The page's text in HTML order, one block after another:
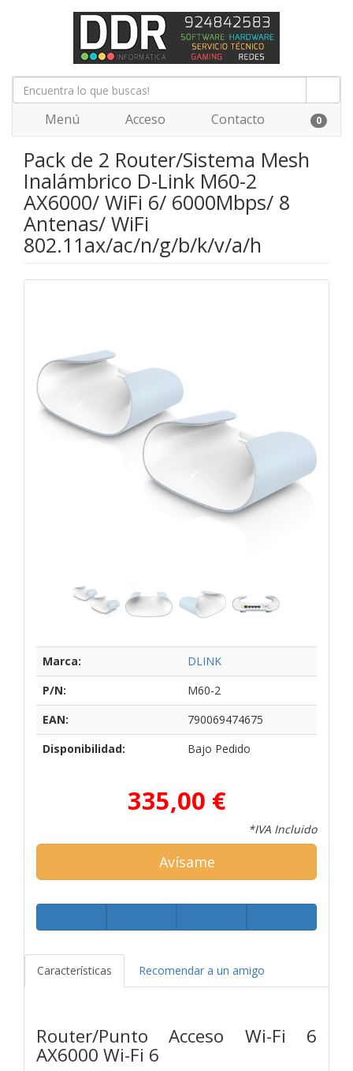
Menú Acceso Contacto 0
Pack de 2 Router/Sistema Mesh
Inalámbrico D-Link M60-2
AX6000/ WiFi 6/ 6000Mbps/ 8
Antenas/ WiFi
802.11ax/ac/n/g/b/k/v/a/h
Marca:
DLINK
P/N:
M60-2
EAN:
790069474675
Disponibilidad:
Bajo Pedido
335,00 €
*IVA Incluido
Avísame
Características Recomendar a un amigo
Router/Punto Acceso Wi-Fi 6
AX6000 Wi-Fi 6